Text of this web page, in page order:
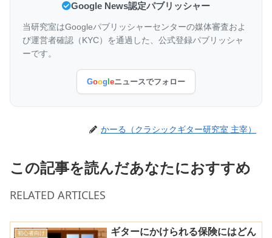
Google News認定パブリッシャー
当研究室はGoogleパブリッシャーセンターの媒体審査およ
び運営者確認（KYC）を通過した、公式登録パブリッシャ
ーです。
Goog eニュースでフォロー
かーる（クラシックギター研究室 主宰）
この記事を読んだあなたにおすすめ
RELATED ARTICLES
初心者向け
ギターにかけられる保険にはどん